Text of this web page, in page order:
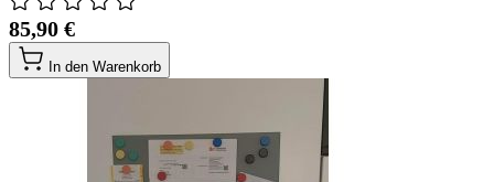
85,90 €
In den Warenkorb